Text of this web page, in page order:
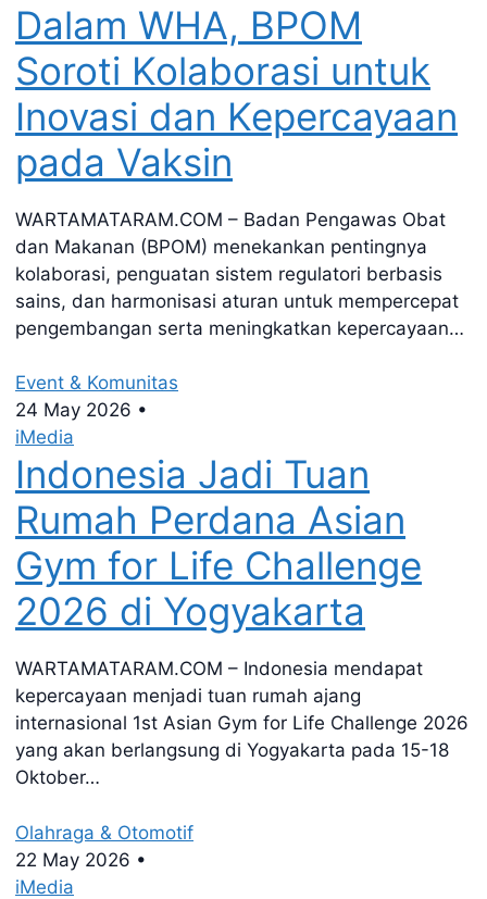
Dalam WHA, BPOM
Soroti Kolaborasi untuk
Inovasi dan Kepercayaan
pada Vaksin
WARTAMATARAM.COM – Badan Pengawas Obat
dan Makanan (BPOM) menekankan pentingnya
kolaborasi, penguatan sistem regulatori berbasis
sains, dan harmonisasi aturan untuk mempercepat
pengembangan serta meningkatkan kepercayaan…
Event & Komunitas
24 May 2026 •
iMedia
Indonesia Jadi Tuan
Rumah Perdana Asian
Gym for Life Challenge
2026 di Yogyakarta
WARTAMATARAM.COM – Indonesia mendapat
kepercayaan menjadi tuan rumah ajang
internasional 1st Asian Gym for Life Challenge 2026
yang akan berlangsung di Yogyakarta pada 15-18
Oktober…
Olahraga & Otomotif
22 May 2026 •
iMedia